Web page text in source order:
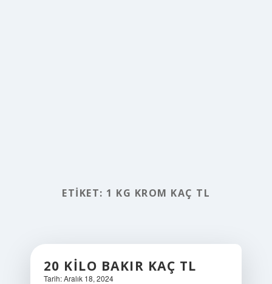
ETIKET: 1 KG KROM KAÇ TL
20 KILO BAKIR KAÇ TL
Tarih: Aralık 18, 2024